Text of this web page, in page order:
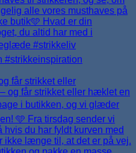
får strikket eller